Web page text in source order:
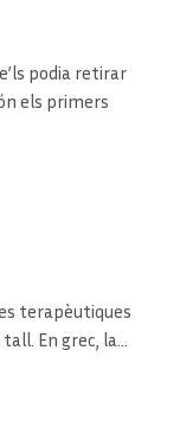
podia retirar
els primers
terapèutiques
En grec, la…